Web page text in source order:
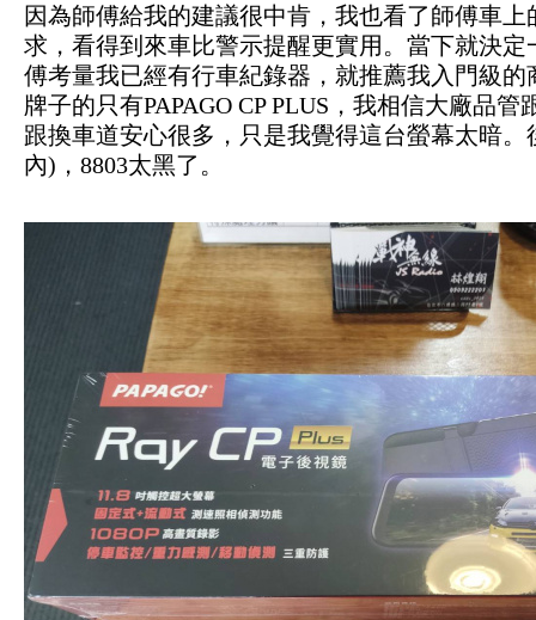
因為師傅給我的建議很中肯，我也看了師傅車
求，看得到來車比警示提醒更實用。當下就決
傅考量我已經有行車紀錄器，就推薦我入門級
牌子的只有PAPAGO CP PLUS，我相信大廠品
跟換車道安心很多 ，只是我覺得這台螢幕太暗
內)，8803太黑了。